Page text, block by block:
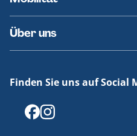
Fundsachen
Häufige Fragen
Barrierefreies Reisen
Erklärung Barrierefreiheit
Über uns
Offenlegungen
Finden Sie uns auf Social